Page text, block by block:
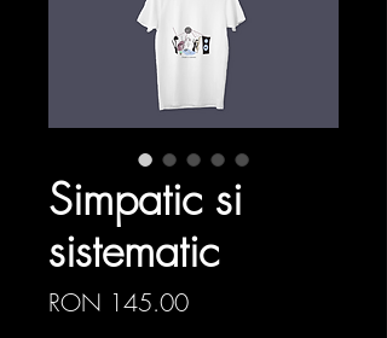
Simpatic si
sistematic
RON 145.00Price